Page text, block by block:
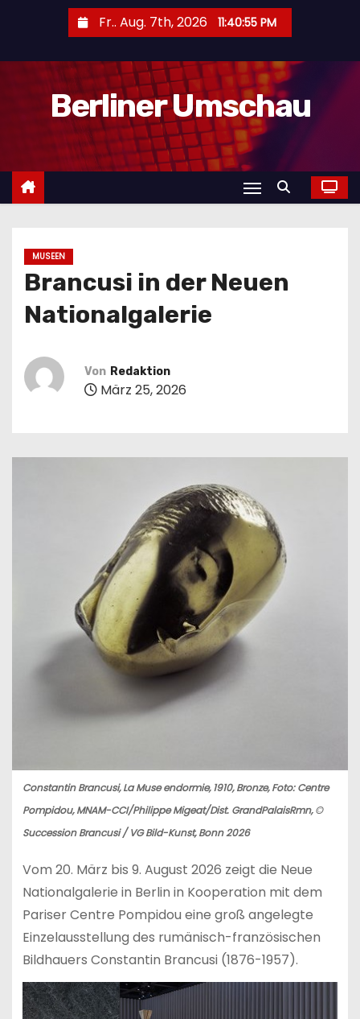
l
Fr.. Aug. 7th, 2026 11:40:57 PM
Berliner Umschau
MUSEEN
Brancusi in der Neuen
Nationalgalerie
Von Redaktion
März 25, 2026
Constantin Brancusi, La Muse endormie, 1910, Bronze, Foto: Centre
Pompidou, MNAM-CCI/Philippe Migeat/Dist. GrandPalaisRmn, ©
Succession Brancusi / VG Bild-Kunst, Bonn 2026
Vom 20. März bis 9. August 2026 zeigt die Neue
Nationalgalerie in Berlin in Kooperation mit dem
Pariser Centre Pompidou eine groß angelegte
Einzelausstellung des rumänisch-französischen
Bildhauers Constantin Brancusi (1876-1957).